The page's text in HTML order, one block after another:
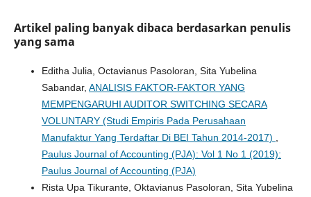
Artikel paling banyak dibaca berdasarkan penulis
yang sama
Editha Julia, Octavianus Pasoloran, Sita Yubelina
Sabandar, ANALISIS FAKTOR-FAKTOR YANG
MEMPENGARUHI AUDITOR SWITCHING SECARA
VOLUNTARY (Studi Empiris Pada Perusahaan
Manufaktur Yang Terdaftar Di BEI Tahun 2014-2017)
Paulus Journal of Accounting (PJA): Vol 1 No 1 (2019):
Paulus Journal of Accounting (PJA)
Rista Upa Tikurante, Oktavianus Pasoloran, Sita Yubelina